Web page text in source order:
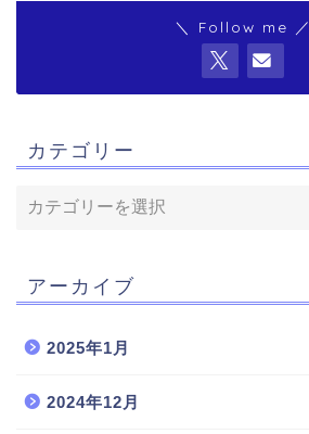
＼ Follow me ／
カテゴリー
アーカイブ
2025年1月
2024年12月